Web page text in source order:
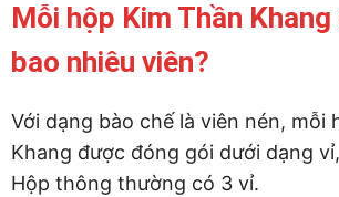
Mỗi hộp Kim Thần
bao nhiêu viên?
Với dạng bào chế là viên nén, mỗi
Khang được đóng gói dưới dạng
Hộp thông thường có 3 vỉ.